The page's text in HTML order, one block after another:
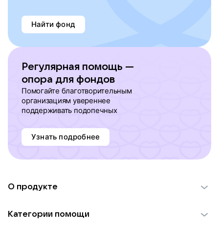
Найти фонд
Регулярная помощь —
опора для фондов
Помогайте благотворительным
организациям увереннее
поддерживать подопечных
Узнать подробнее
О продукте
Категории помощи